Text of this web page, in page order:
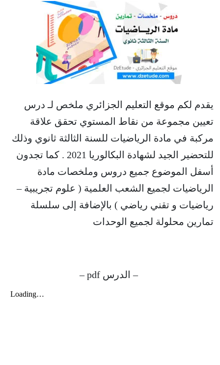
يقدم لكم موقع التعليم الجزائري ملخص لـ درس
تعيين مجموعة من نقاط المستوي تحقق علاقة
مركبة في مادة الرياضيات للسنة الثالثة ثانوي وذلك
للتحضير الجيد لشهادة البكالوريا 2021 . كما تجدون
أسفل الموضوع جميع دروس وملخصات مادة
الرياضيات لجميع الشعب العلمية ( علوم تجريبية –
رياضيات و تقني رياضي ) بالإضافة إلى سلسلة
تمارين محلولة لجميع الوحدات
– الدرس pdf –